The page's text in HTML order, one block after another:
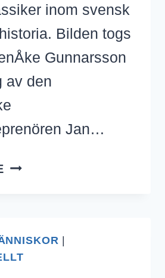
inom svensk
Bilden togs
Gunnarsson
av den
Jan…
BLUES
MARS
-98
|